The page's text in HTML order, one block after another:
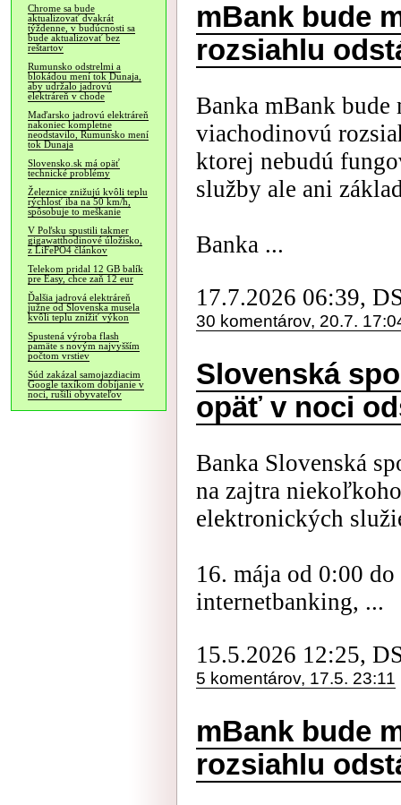
Chrome sa bude
aktualizovať dvakrát
týždenne, v budúcnosti sa
bude aktualizovať bez
reštartov
Rumunsko odstrelmi a
blokádou mení tok Dunaja,
aby udržalo jadrovú
elektráreň v chode
Maďarsko jadrovú elektráreň
nakoniec kompletne
neodstavilo, Rumunsko mení
tok Dunaja
Slovensko.sk má opäť
technické problémy
Železnice znižujú kvôli teplu
rýchlosť iba na 50 km/h,
spôsobuje to meškanie
V Poľsku spustili takmer
gigawatthodinové úložisko,
z LiFePO4 článkov
Telekom pridal 12 GB balík
pre Easy, chce zaň 12 eur
Ďalšia jadrová elektráreň
južne od Slovenska musela
kvôli teplu znížiť výkon
Spustená výroba flash
pamäte s novým najvyšším
počtom vrstiev
Súd zakázal samojazdiacim
Google taxíkom dobíjanie v
noci, rušili obyvateľov
mBank bude
rozsiahlu
Banka mBank
viachodinovú
ktorej nebudú
služby ale ani
Banka ...
17.7.2026 06:39,
30 komentárov, 20.7.
Slovenská
opäť v noci
Banka Slovenská
na zajtra
elektronických
16. mája od 0:00
internetbanking, ...
15.5.2026 12:25,
5 komentárov, 17.5. 23:11
mBank bude
rozsiahlu